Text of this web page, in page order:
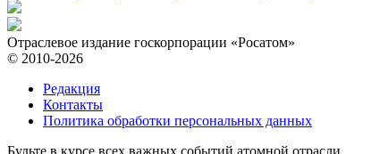
Отраслевое издание госкорпорации «Росатом»
© 2010-2026
Редакция
Контакты
Политика обработки персональных данных